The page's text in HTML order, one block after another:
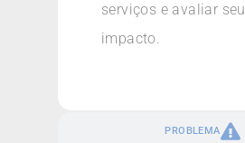
PROBLEMA
serviços e avaliar seu
impacto.